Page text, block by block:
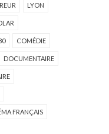
LYON
COMÉDIE
DOCUMENTAIRE
FRANÇAIS